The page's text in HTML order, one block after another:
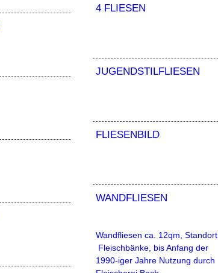
4 FLIESEN
JUGENDSTILFLIESEN
FLIESENBILD
WANDFLIESEN
Wandfliesen ca. 12qm, Standort
Fleischbänke, bis Anfang der
1990-iger Jahre Nutzung durch